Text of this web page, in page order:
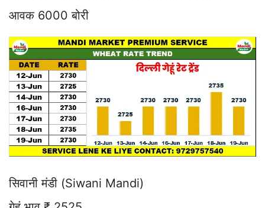
आवक 6000 बोरी
सिवानी मंडी (Siwani Mandi)